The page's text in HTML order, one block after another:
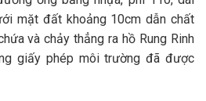
mặt đất khoảng 10cm dẫn chất
và chảy thẳng ra hồ Rung Rinh
giấy phép môi trường đã được